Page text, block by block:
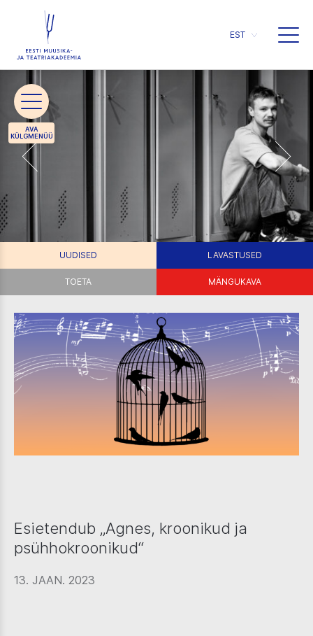
EST
UUDISED LAVASTUSED
TOETA MÄNGUKAVA
Esietendub „Agnes, kroonikud ja
psühhokroonikud“
13. JAAN. 2023